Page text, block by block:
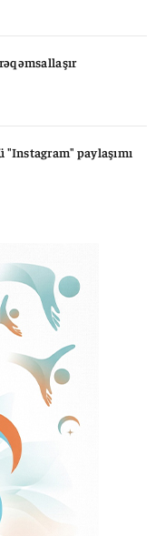
paylaşımı